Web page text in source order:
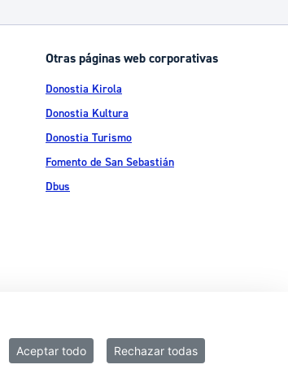
Ayuda a la tramitación
Otras páginas web corporativas
Donostia Kirola
Donostia Kultura
Donostia Turismo
Fomento de San Sebastián
Dbus
Política de cookies Declaración de accesibilidad
Aceptar todo Rechazar todas